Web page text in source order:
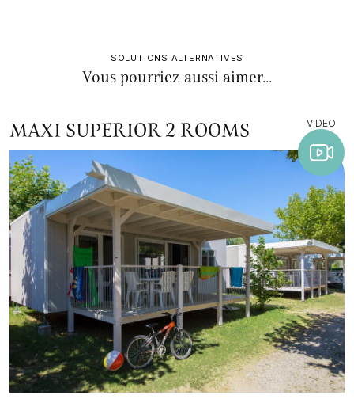
SOLUTIONS ALTERNATIVES
Vous pourriez aussi aimer...
MAXI SUPERIOR 2 ROOMS VIDEO